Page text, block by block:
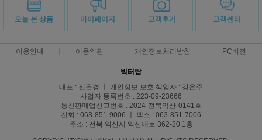
오늘 본 상품 마이페이지 고객후기 고객센터
이용안내 이용약관 개인정보처리방침 PC버전
빅터탑
대표 : 전은경 ㅣ 개인정보 보호 책임자 : 강은주
사업자 등록번호 : 223-09-23666
통신판매업신고번호 : 2024-전북익산-0141호
전화 : 063-851-9006 ㅣ 팩스 : 063-851-7006
주소 : 전북 익산시 익산대로 362-20 1층